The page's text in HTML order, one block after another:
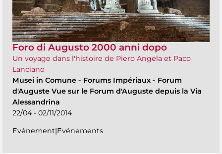
Foro di Augusto 2000 anni dopo
Un voyage dans l'histoire de Piero Angela et Paco
Lanciano
Musei in Comune - Forums Impériaux - Forum
d'Auguste Vue sur le Forum d'Auguste depuis la Via
Alessandrina
22/04 - 02/11/2014
Evénement|Evénements